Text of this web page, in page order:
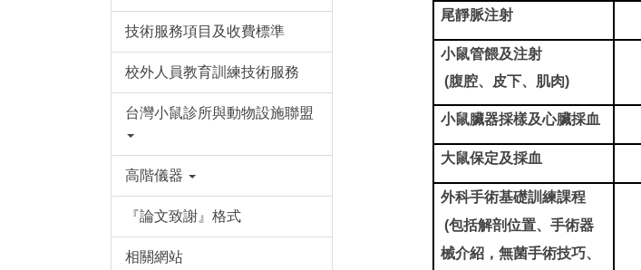
技術服務項目及收費標準
校外人員教育訓練技術服務
台灣小鼠診所與動物設施聯盟
高階儀器
『論文致謝』格式
相關網站
尾靜脈注射
小鼠管餵及注射
(腹腔、皮下、肌肉)
小鼠臟器採樣及心臟採血
大鼠保定及採血
外科手術基礎訓練課程
(包括解剖位置、手術器
械介紹，無菌手術技巧、